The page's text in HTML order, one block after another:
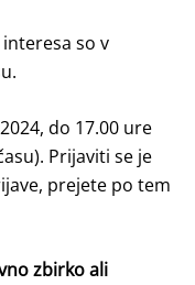
so v
2024, do 17.00 ure
Prijaviti se je
prejete po tem
zbirko ali